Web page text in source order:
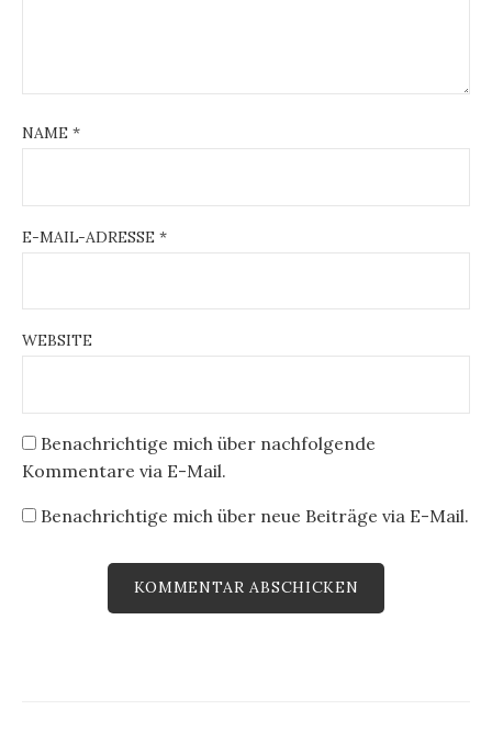
NAME *
E-MAIL-ADRESSE *
WEBSITE
Benachrichtige mich über nachfolgende
Kommentare via E-Mail.
Benachrichtige mich über neue Beiträge via E-Mail.